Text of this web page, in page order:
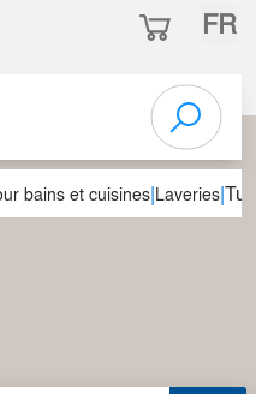
FR
bains et cuisines|Laveries|